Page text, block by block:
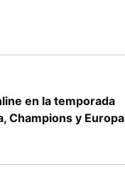
en la temporada
Champions y Europa